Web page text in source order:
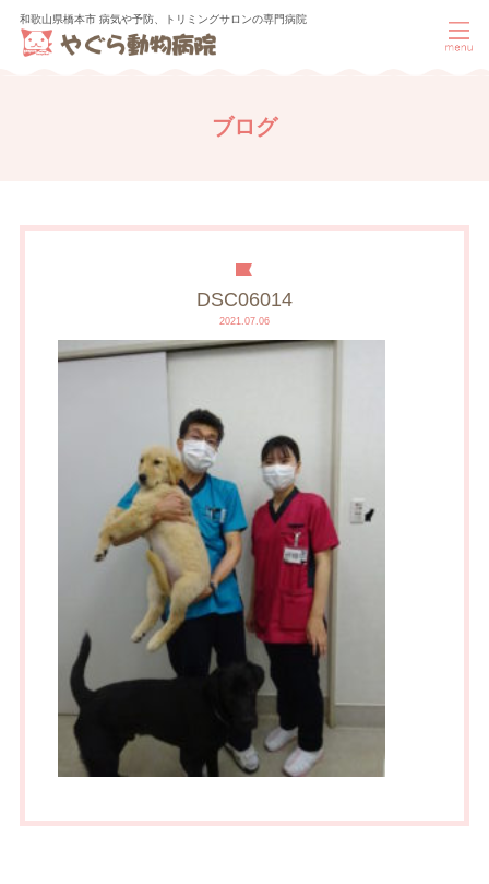
和歌山県橋本市 病気や予防、トリミングサロンの専門病院
ブログ
DSC06014
2021.07.06